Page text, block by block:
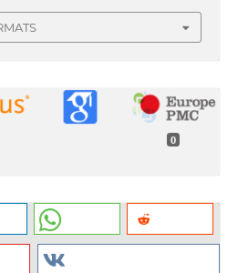
0